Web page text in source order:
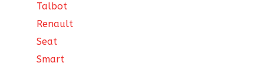
Talbot
Renault
Seat
Smart